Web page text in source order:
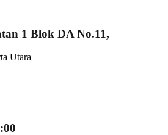
1 Blok DA No.11,
Utara